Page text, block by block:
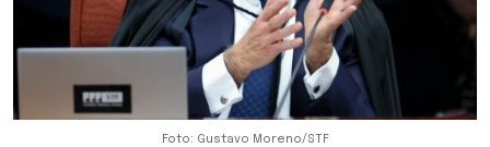
Foto: Gustavo Moreno/STF